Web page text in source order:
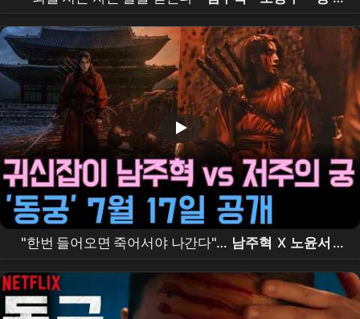
궁 ', 전소 위기 이겨내고 7월 17일 공개
"한번 들어오면 죽어서야 나간다"… 남주혁 X 노윤서 ,
조승우 가 부른 저주의 궁 ' 동궁 '의 정체는?